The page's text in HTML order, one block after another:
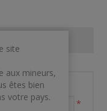
*
site
aux mineurs,
êtes bien
votre pays.